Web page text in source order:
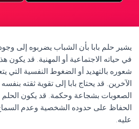
يشير حلم بابا بأن الشباب يضربوه إلى
في حياته الاجتماعية أو المهنية. قد يكون
شعوره بالتهديد أو الضغوط النفسية التي
الآخرين. قد يحتاج بابا إلى تقوية ثقته
الصعوبات بشجاعة وحكمة. قد يكون الحلم
الحفاظ على حدوده الشخصية وعدم السماح
عليه.